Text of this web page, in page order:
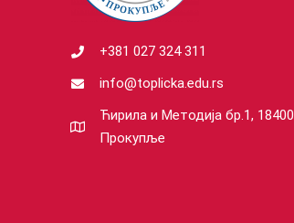
+381 027 324 311
info@toplicka.edu.rs
Ћирила и Методија бр.1, 18400
Прокупље